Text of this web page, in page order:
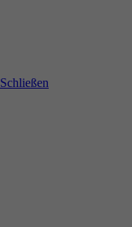
Schließen